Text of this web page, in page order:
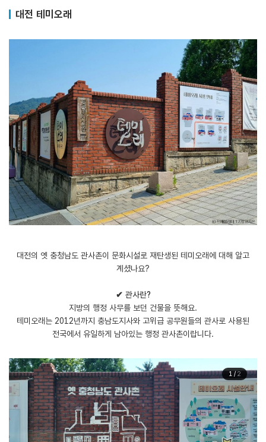
대전 테미오래
대전의 옛 충청남도 관사촌이 문화시설로 재탄생된 테미오래에 대해 알고
계셨나요?
✔︎ 관사란?
지방의 행정 사무를 보던 건물을 뜻해요.
테미오래는 2012년까지 충남도지사와 고위급 공무원들의 관사로 사용된
전국에서 유일하게 남아있는 행정 관사촌이랍니다.
1/ 2